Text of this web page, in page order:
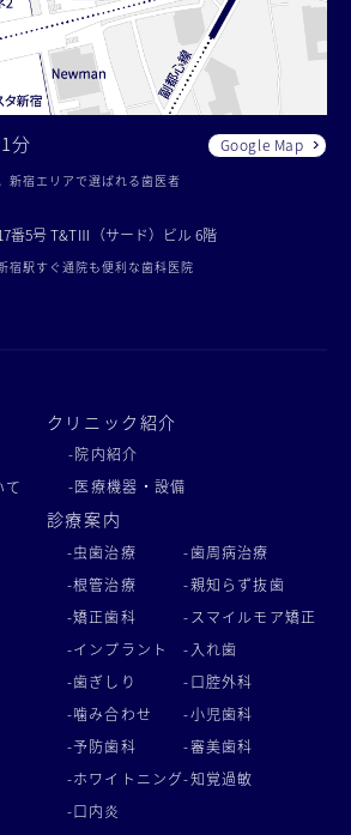
分 Google Map
新宿エリアで選ばれる歯医者
番5号 T&TⅢ（サード）ビル 6階
宿駅すぐ通院も便利な歯科医院
て
クリニック紹介
-院内紹介
-医療機器・設備
診療案内
-虫歯治療
-根管治療
-矯正歯科
-インプラント
-歯ぎしり
-噛み合わせ
-予防歯科
-ホワイトニング
-口内炎
-歯周病治療
-親知らず抜歯
-スマイルモア矯正
-入れ歯
-口腔外科
-小児歯科
-審美歯科
-知覚過敏